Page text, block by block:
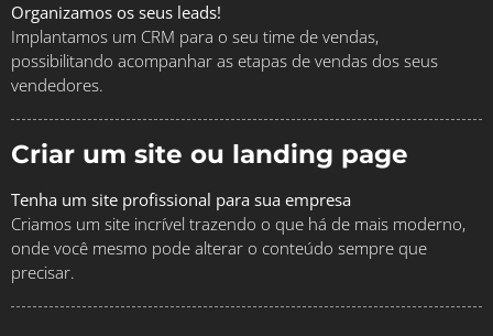
Organizamos os seus leads!
Implantamos um CRM para o seu time de vendas,
possibilitando acompanhar as etapas de vendas dos seus
vendedores.
Criar um site ou landing page
Tenha um site profissional para sua empresa
Criamos um site incrível trazendo o que há de mais moderno,
onde você mesmo pode alterar o conteúdo sempre que
precisar.